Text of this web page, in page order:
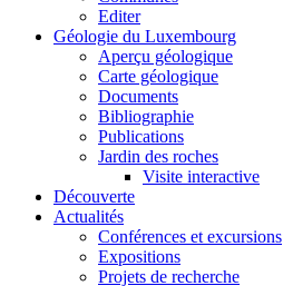
Editer
Géologie du Luxembourg
Aperçu géologique
Carte géologique
Documents
Bibliographie
Publications
Jardin des roches
Visite interactive
Découverte
Actualités
Conférences et excursions
Expositions
Projets de recherche